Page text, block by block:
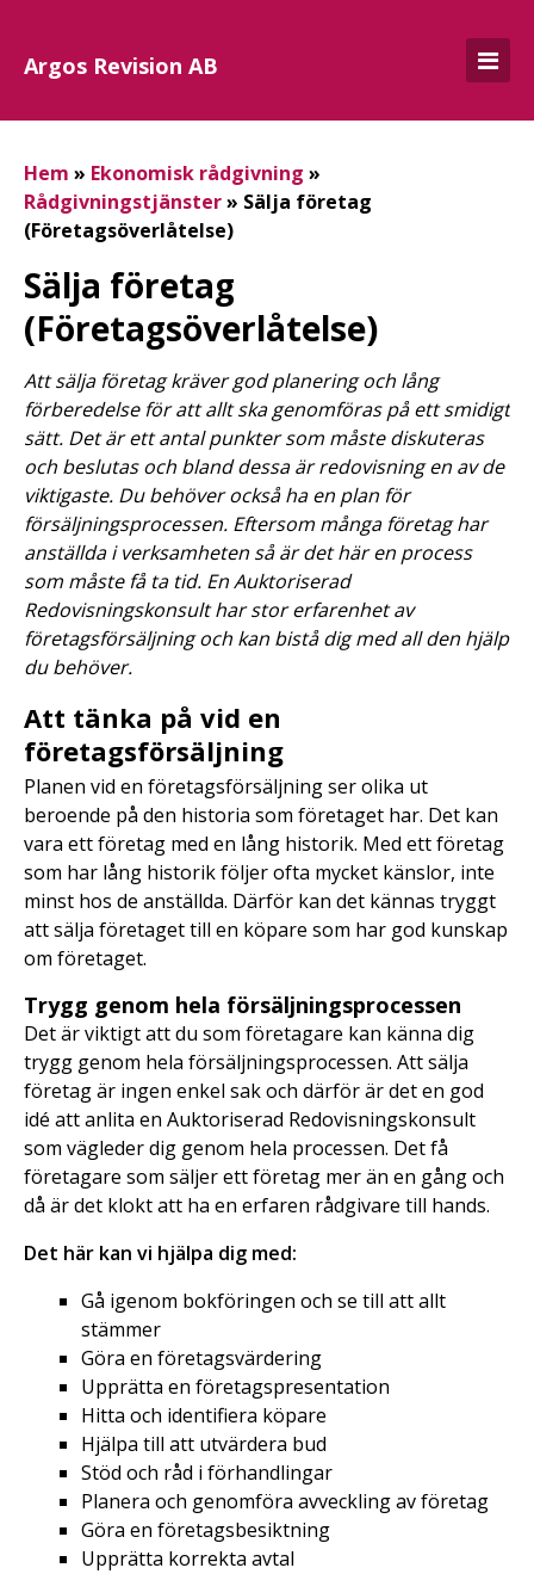
Argos Revision AB
Hem » Ekonomisk rådgivning »
Rådgivningstjänster» Sälja företag
(Företagsöverlåtelse)
Sälja företag
(Företagsöverlåtelse)
Att sälja företag kräver god planering och lång
förberedelse för att allt ska genomföras på ett smidigt
sätt. Det är ett antal punkter som måste diskuteras
och beslutas och bland dessa är redovisning en av de
viktigaste. Du behöver också ha en plan för
försäljningsprocessen. Eftersom många företag har
anställda i verksamheten så är det här en process
som måste få ta tid. En Auktoriserad
Redovisningskonsult har stor erfarenhet av
företagsförsäljning och kan bistå dig med all den hjälp
du behöver.
Att tänka på vid en
företagsförsäljning
Planen vid en företagsförsäljning ser olika ut
beroende på den historia som företaget har. Det kan
vara ett företag med en lång historik. Med ett företag
som har lång historik följer ofta mycket känslor, inte
minst hos de anställda. Därför kan det kännas tryggt
att sälja företaget till en köpare som har god kunskap
om företaget.
Trygg genom hela försäljningsprocessen
Det är viktigt att du som företagare kan känna dig
trygg genom hela försäljningsprocessen. Att sälja
företag är ingen enkel sak och därför är det en god
idé att anlita en Auktoriserad Redovisningskonsult
som vägleder dig genom hela processen. Det få
företagare som säljer ett företag mer än en gång och
då är det klokt att ha en erfaren rådgivare till hands.
Det här kan vi hjälpa dig med:
Gå igenom bokföringen och se till att allt
stämmer
Göra en företagsvärdering
Upprätta en företagspresentation
Hitta och identifiera köpare
Hjälpa till att utvärdera bud
Stöd och råd i förhandlingar
Planera och genomföra avveckling av företag
Göra en företagsbesiktning
Upprätta korrekta avtal